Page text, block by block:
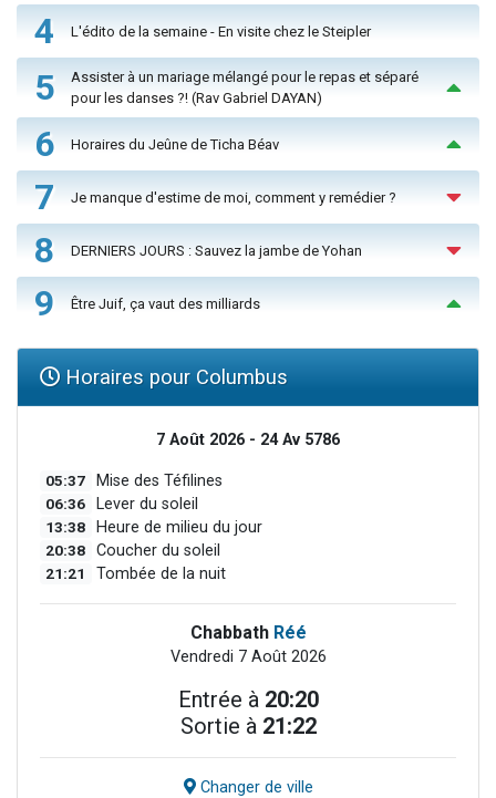
4 L'édito de la semaine - En visite chez le Steipler
5
Assister à un mariage mélangé pour le repas et séparé
pour les danses ?! (Rav Gabriel DAYAN)
6 Horaires du Jeûne de Ticha Béav
7 Je manque d'estime de moi, comment y remédier ?
8 DERNIERS JOURS : Sauvez la jambe de Yohan
9 Être Juif, ça vaut des milliards
Horaires pour Columbus
7 Août 2026 - 24 Av 5786
05:37 Mise des Téfilines
06:36 Lever du soleil
13:38 Heure de milieu du jour
20:38 Coucher du soleil
21:21 Tombée de la nuit
Chabbath Réé
Vendredi 7 Août 2026
Entrée à 20:20
Sortie à 21:22
Changer de ville